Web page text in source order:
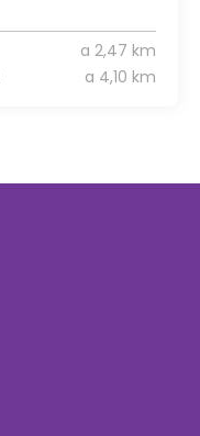
a 2,47 km
a 4,10 km